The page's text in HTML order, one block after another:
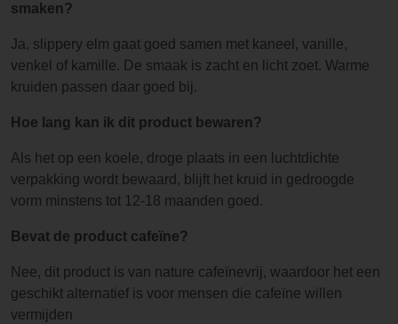
smaken?
Ja, slippery elm gaat goed samen met kaneel, vanille,
venkel of kamille. De smaak is zacht en licht zoet. Warme
kruiden passen daar goed bij.
Hoe lang kan ik dit product bewaren?
Als het op een koele, droge plaats in een luchtdichte
verpakking wordt bewaard, blijft het kruid in gedroogde
vorm minstens tot 12-18 maanden goed.
Bevat de product cafeïne?
Nee, dit product is van nature cafeïnevrij, waardoor het een
geschikt alternatief is voor mensen die cafeïne willen
vermijden